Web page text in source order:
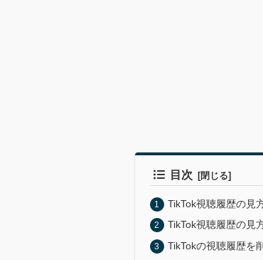
目次
TikTok視聴履歴の見
TikTok視聴履歴の見
TikTokの視聴履歴を